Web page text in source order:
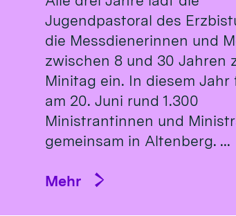
Jugendpastoral des
die Messdienerinnen und
zwischen 8 und 30 Jahren
Minitag ein. In diesem Jahr
am 20. Juni rund 1.300
Ministrantinnen und
gemeinsam in Altenberg. ...
Mehr